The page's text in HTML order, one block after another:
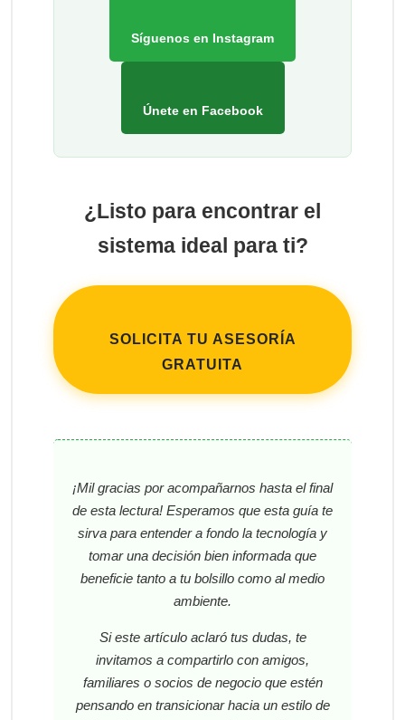
Síguenos en Instagram
Únete en Facebook
¿Listo para encontrar el
sistema ideal para ti?
SOLICITA TU ASESORÍA
GRATUITA
¡Mil gracias por acompañarnos hasta el final
de esta lectura! Esperamos que esta guía te
sirva para entender a fondo la tecnología y
tomar una decisión bien informada que
beneficie tanto a tu bolsillo como al medio
ambiente.
Si este artículo aclaró tus dudas, te
invitamos a compartirlo con amigos,
familiares o socios de negocio que estén
pensando en transicionar hacia un estilo de